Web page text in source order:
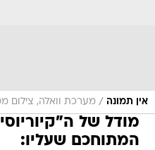
אין תמונה / מערכת וואלה, צילום
מודל של
המתוחכם שעליו: